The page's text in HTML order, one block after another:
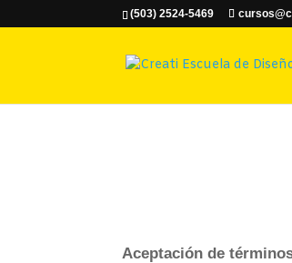
(503) 2524-5469
Aceptación de